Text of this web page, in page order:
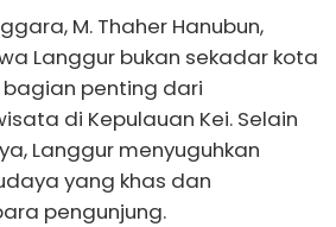
M. Thaher Hanubun,
Langgur bukan sekadar kota
penting dari
di Kepulauan Kei. Selain
Langgur menyuguhkan
yang khas dan
pengunjung.